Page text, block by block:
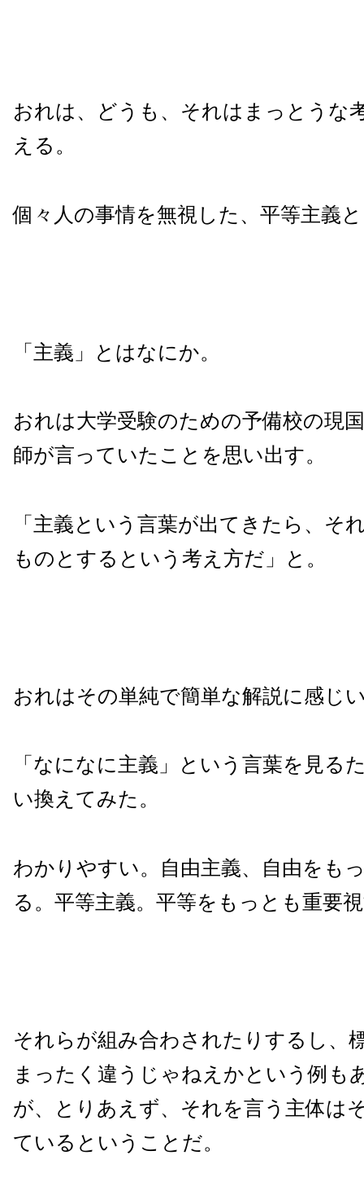
おれは、どうも、それはまっとうな
える。
個々人の事情を無視した、平等主義
「主義」とはなにか。
おれは大学受験のための予備校の現
師が言っていたことを思い出す。
「主義という言葉が出てきたら、そ
ものとするという考え方だ」と。
おれはその単純で簡単な解説に感じ
「なになに主義」という言葉を見る
い換えてみた。
わかりやすい。自由主義、自由をも
る。平等主義。平等をもっとも重要
それらが組み合わされたりするし、
まったく違うじゃねえかという例も
が、とりあえず、それを言う主体は
ているということだ。